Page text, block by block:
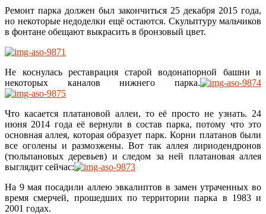
Ремонт парка должен был закончиться 25 декабря 2015 года,
но некоторые недоделки ещё остаются. Скульптуру мальчиков
в фонтане обещают выкрасить в бронзовый цвет.
Не коснулась реставрация старой водонапорной башни и
некоторых каналов нижнего парка.
Что касается платановой аллеи, то её просто не узнать. 24
июня 2014 года её вернули в состав парка, потому что это
основная аллея, которая образует парк. Корни платанов были
все оголены и размозжены. Вот так аллея лириодендронов
(тюльпановых деревьев) и следом за ней платановая аллея
выглядит сейчас:
На 9 мая посадили аллею эвкалиптов в замен утраченных во
время смерчей, прошедших по территории парка в 1983 и
2001 годах.